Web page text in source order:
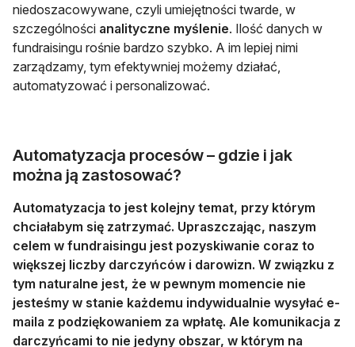
niedoszacowywane, czyli umiejętności twarde, w
szczególności analityczne myślenie. Ilość danych w
fundraisingu rośnie bardzo szybko. A im lepiej nimi
zarządzamy, tym efektywniej możemy działać,
automatyzować i personalizować.
Automatyzacja procesów – gdzie i jak
można ją zastosować?
Automatyzacja to jest kolejny temat, przy którym
chciałabym się zatrzymać. Upraszczając, naszym
celem w fundraisingu jest pozyskiwanie coraz to
większej liczby darczyńców i darowizn. W związku z
tym naturalne jest, że w pewnym momencie nie
jesteśmy w stanie każdemu indywidualnie wysyłać e-
maila z podziękowaniem za wpłatę. Ale komunikacja z
darczyńcami to nie jedyny obszar, w którym na